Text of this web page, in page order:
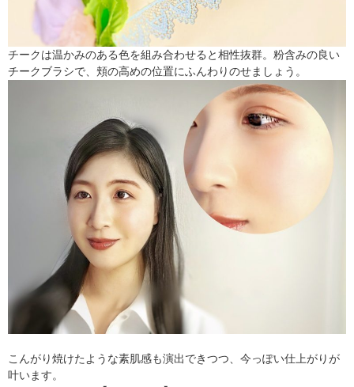
チークは温かみのある色を組み合わせると相性抜群。粉含みの良い
チークブラシで、頬の高めの位置にふんわりのせましょう。
こんがり焼けたような素肌感も演出できつつ、今っぽい仕上がりが
叶います。